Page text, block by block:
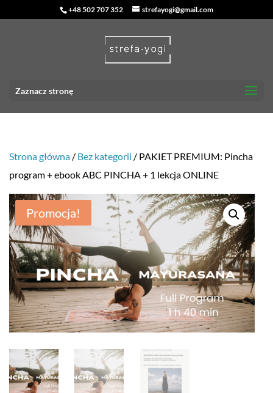
+48 502 707 352 strefayogi@gmail.com
Zaznacz stronę
Strona główna / Bez kategorii / PAKIET PREMIUM: Pincha
program + ebook ABC PINCHA + 1 lekcja ONLINE
Promocja!